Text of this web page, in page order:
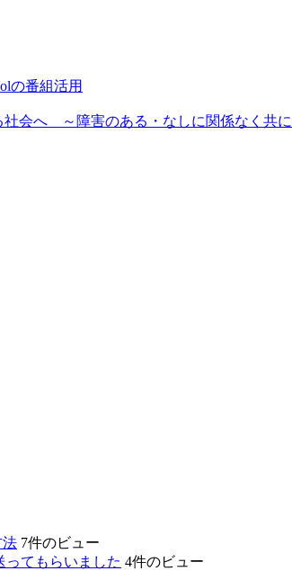
の番組活用
会へ ～障害のある・なしに関係なく共
法 7件のビュー
ってもらいました 4件のビュー